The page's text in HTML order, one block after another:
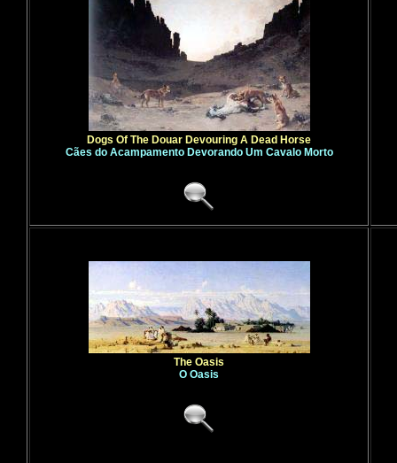
Dogs Of The Douar Devouring A Dead Horse
Cães do Acampamento Devorando Um Cavalo Morto
The Oasis
O Oasis